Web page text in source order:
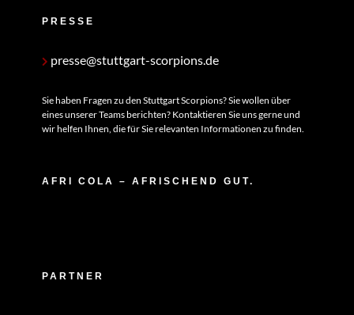
PRESSE
presse@stuttgart-scorpions.de
Sie haben Fragen zu den Stuttgart Scorpions? Sie wollen über
eines unserer Teams berichten? Kontaktieren Sie uns gerne und
wir helfen Ihnen, die für Sie relevanten Informationen zu finden.
AFRI COLA – AFRISCHEND GUT.
PARTNER